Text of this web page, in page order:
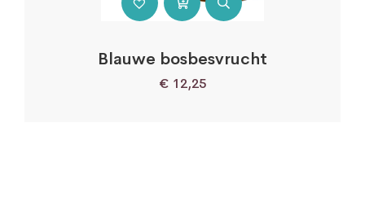
Blauwe bosbesvrucht
€ 12,25